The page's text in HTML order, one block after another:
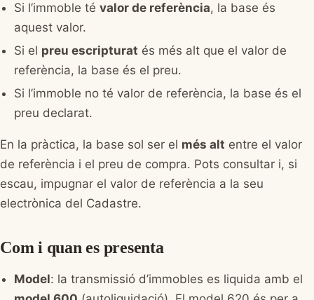
Si l’immoble té valor de referència, la base és
aquest valor.
Si el preu escripturat és més alt que el valor de
referència, la base és el preu.
Si l’immoble no té valor de referència, la base és el
preu declarat.
En la pràctica, la base sol ser el més alt entre el valor
de referència i el preu de compra. Pots consultar i, si
escau, impugnar el valor de referència a la seu
electrònica del Cadastre.
Com i quan es presenta
Model: la transmissió d’immobles es liquida amb el